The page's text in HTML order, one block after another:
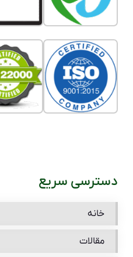
دسترسی سریع
خانه
مقالات